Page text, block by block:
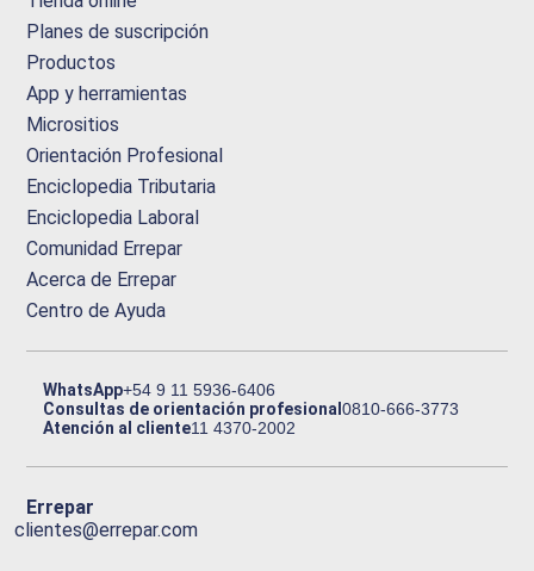
Planes de suscripción
Productos
App y herramientas
Micrositios
Orientación Profesional
Enciclopedia Tributaria
Enciclopedia Laboral
Comunidad Errepar
Acerca de Errepar
Centro de Ayuda
WhatsApp+54 9 11 5936-6406
Consultas de orientación profesional0810-666-3773
Atención al cliente11 4370-2002
Errepar
clientes@errepar.com